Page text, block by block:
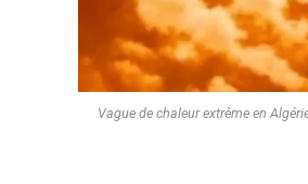
Vague de chaleur extrême en